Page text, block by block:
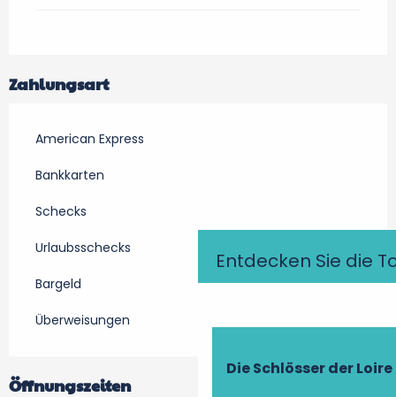
Entdecken Sie die
Die Schlösser der Loire
Zahlungsart
American Express
Bankkarten
Schecks
Urlaubsschecks
Bargeld
Überweisungen
Öffnungszeiten